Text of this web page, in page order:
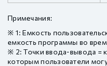
Примечания:
※ 1: Емкость
емкость программы во
※ 2: Точки ввода-вывода =
которым пользователи